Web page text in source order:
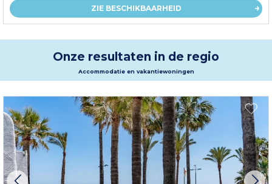
ZIE BESCHIKBAARHEID
Onze resultaten in de regio
Accommodatie en vakantiewoningen